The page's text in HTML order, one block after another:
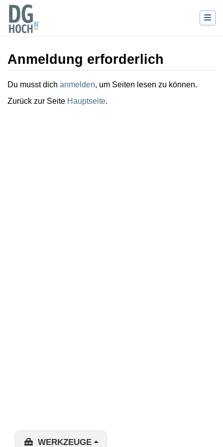
Anmeldung erforderlich
Wechseln zu:Navigation, Suche
Du musst dich anmelden, um Seiten lesen zu können.
Zurück zur Seite Hauptseite.
WERKZEUGE